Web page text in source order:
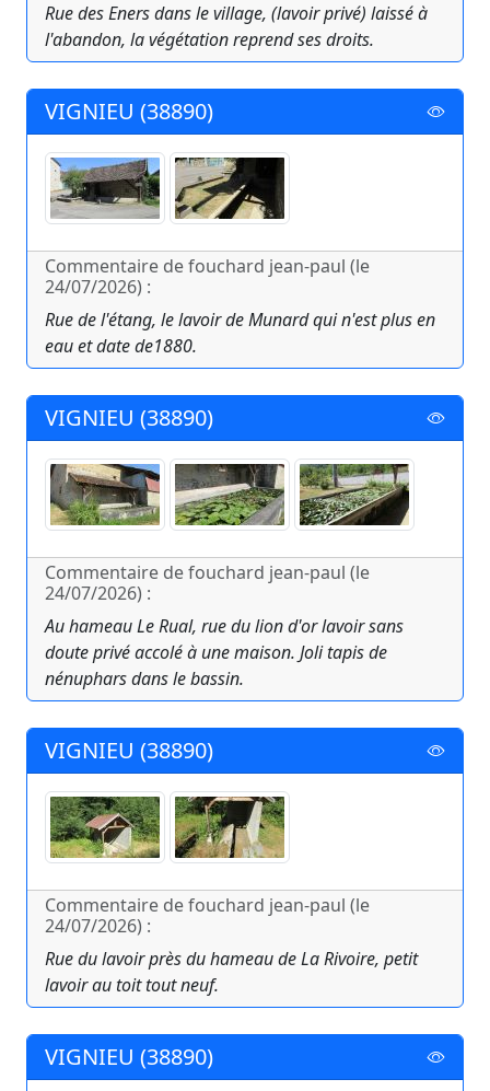
Rue des Eners dans le village, (lavoir privé) laissé à
l'abandon, la végétation reprend ses droits.
VIGNIEU (38890)
Commentaire de fouchard jean-paul (le
24/07/2026) :
Rue de l'étang, le lavoir de Munard qui n'est plus en
eau et date de1880.
VIGNIEU (38890)
Commentaire de fouchard jean-paul (le
24/07/2026) :
Au hameau Le Rual, rue du lion d'or lavoir sans
doute privé accolé à une maison. Joli tapis de
nénuphars dans le bassin.
VIGNIEU (38890)
Commentaire de fouchard jean-paul (le
24/07/2026) :
Rue du lavoir près du hameau de La Rivoire, petit
lavoir au toit tout neuf.
VIGNIEU (38890)